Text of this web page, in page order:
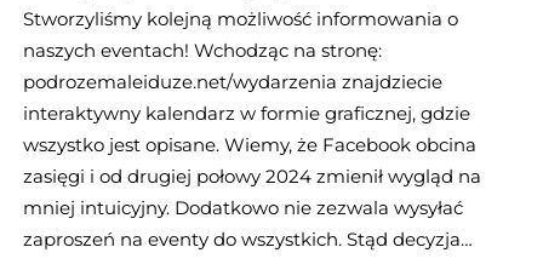
Stworzyliśmy kolejną możliwość informowania o
naszych eventach! Wchodząc na stronę:
podrozemaleiduze.net/wydarzenia znajdziecie
interaktywny kalendarz w formie graficznej, gdzie
wszystko jest opisane. Wiemy, że Facebook obcina
zasięgi i od drugiej połowy 2024 zmienił wygląd na
mniej intuicyjny. Dodatkowo nie zezwala wysyłać
zaproszeń na eventy do wszystkich. Stąd decyzja…